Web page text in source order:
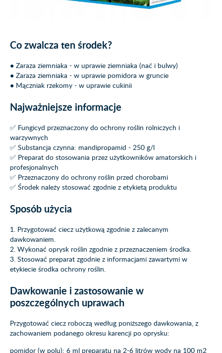
Co zwalcza ten środek?
● Zaraza ziemniaka - w uprawie ziemniaka (nać i bulwy)
● Zaraza ziemniaka - w uprawie pomidora w gruncie
● Mączniak rzekomy - w uprawie cukinii
Najważniejsze informacje
✅ Fungicyd przeznaczony do ochrony roślin rolniczych i
warzywnych
✅ Substancja czynna: mandipropamid - 250 g/l
✅ Preparat do stosowania przez użytkowników amatorskich i
profesjonalnych
✅ Przeznaczony do ochrony roślin przed chorobami
✅ Środek należy stosować zgodnie z etykietą produktu
Sposób użycia
1. Przygotować ciecz użytkową zgodnie z zalecanym
dawkowaniem.
2. Wykonać oprysk roślin zgodnie z przeznaczeniem środka.
3. Stosować preparat zgodnie z informacjami zawartymi w
etykiecie środka ochrony roślin.
Dawkowanie i zastosowanie w
poszczególnych uprawach
Przygotować ciecz roboczą według poniższego dawkowania, z
zachowaniem podanego okresu karencji po oprysku:
pomidor (w polu): 6 ml preparatu na 2-6 litrów wody na 100 m2